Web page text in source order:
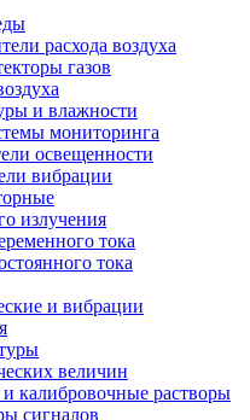
расхода воздуха
газов
и влажности
мониторинга
освещенности
вибрации
излучения
тока
тока
и вибрации
величин
калибровочные растворы
сигналов